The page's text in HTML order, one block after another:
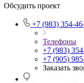
Обсудить проект
+7 (983) 354-
Телефоны
+7 (983)
+7 (905)
Заказать